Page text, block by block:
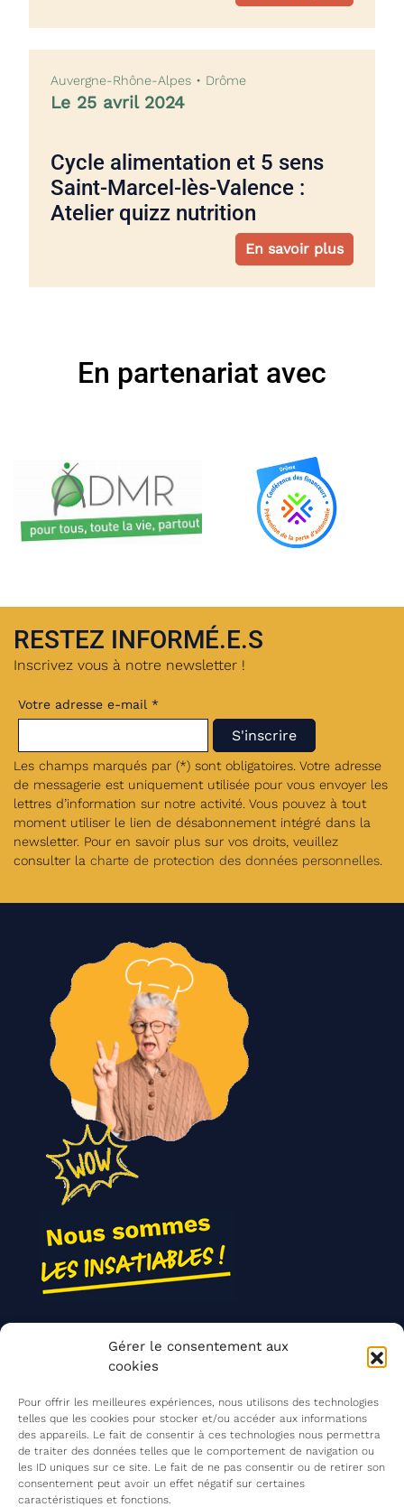
Gérer le consentement aux
cookies
Pour offrir les meilleures expériences, nous utilisons des technologies
telles que les cookies pour stocker et/ou accéder aux informations
des appareils. Le fait de consentir à ces technologies nous permettra
de traiter des données telles que le comportement de navigation ou
les ID uniques sur ce site. Le fait de ne pas consentir ou de retirer son
consentement peut avoir un effet négatif sur certaines
caractéristiques et fonctions.
Auvergne-Rhône-Alpes • Drôme
Le 25 avril 2024
Cycle alimentation et 5 sens
Saint-Marcel-lès-Valence :
Atelier quizz nutrition
En savoir plus
En partenariat avec
RESTEZ INFORMÉ.E.S
Inscrivez vous à notre newsletter !
Votre adresse e-mail *
Les champs marqués par (*) sont obligatoires. Votre adresse
de messagerie est uniquement utilisée pour vous envoyer les
lettres d’information sur notre activité. Vous pouvez à tout
moment utiliser le lien de désabonnement intégré dans la
newsletter. Pour en savoir plus sur vos droits, veuillez
consulter la charte de protection des données personnelles
Agir ensemble
Mentions légales
Politique de confidentialité